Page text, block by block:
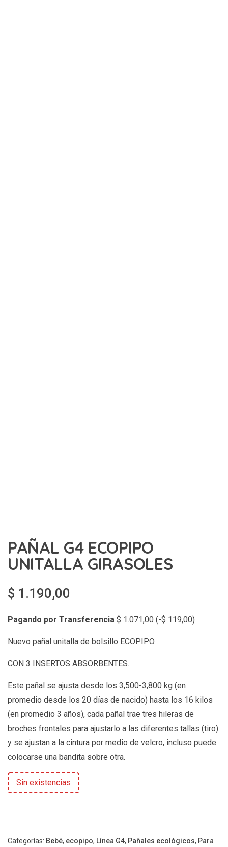
PAÑAL G4 ECOPIPO
UNITALLA GIRASOLES
$ 1.190,00
Pagando por Transferencia $ 1.071,00 (-$ 119,00)
Nuevo pañal unitalla de bolsillo ECOPIPO
CON 3 INSERTOS ABSORBENTES.
Este pañal se ajusta desde los 3,500-3,800 kg (en
promedio desde los 20 días de nacido) hasta los 16 kilos
(en promedio 3 años), cada pañal trae tres hileras de
broches frontales para ajustarlo a las diferentes tallas (tiro)
y se ajustan a la cintura por medio de velcro, incluso puede
colocarse una bandita sobre otra.
Sin existencias
Categorías: Bebé, ecopipo, Línea G4, Pañales ecológicos, Para